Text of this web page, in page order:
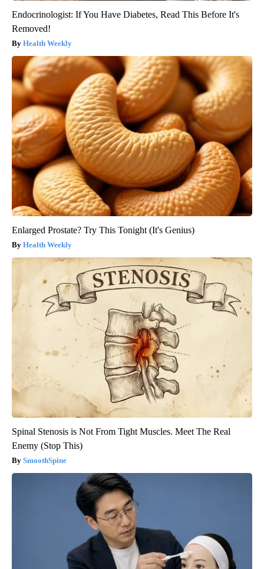
Endocrinologist: If You Have Diabetes, Read This Before It's
Removed!
Health Weekly
Enlarged Prostate? Try This Tonight (It's Genius)
Health Weekly
Spinal Stenosis is Not From Tight Muscles. Meet The Real
Enemy (Stop This)
SmoothSpine